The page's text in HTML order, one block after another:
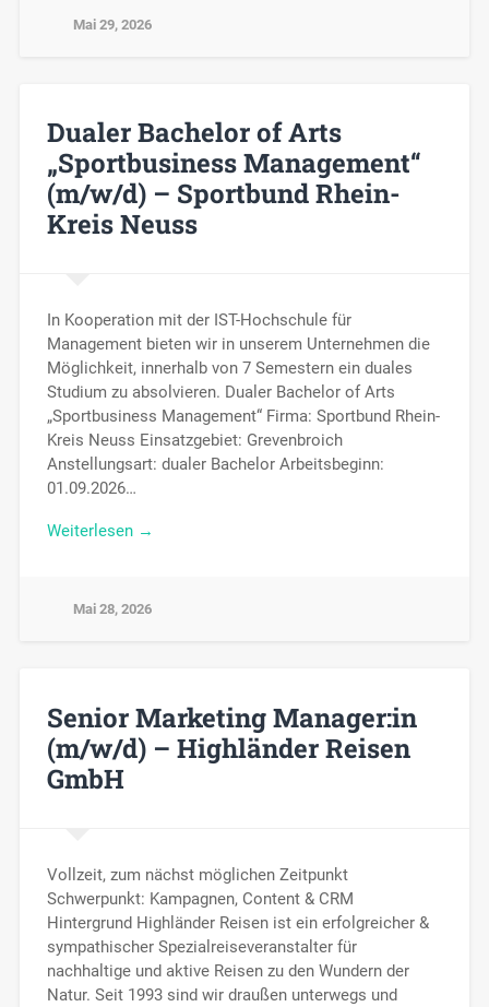
Mai 29, 2026
Dualer Bachelor of Arts
„Sportbusiness Management“
(m/w/d) – Sportbund Rhein-
Kreis Neuss
In Kooperation mit der IST-Hochschule für
Management bieten wir in unserem Unternehmen die
Möglichkeit, innerhalb von 7 Semestern ein duales
Studium zu absolvieren. Dualer Bachelor of Arts
„Sportbusiness Management“ Firma: Sportbund Rhein-
Kreis Neuss Einsatzgebiet: Grevenbroich
Anstellungsart: dualer Bachelor Arbeitsbeginn:
01.09.2026…
Weiterlesen →
Mai 28, 2026
Senior Marketing Manager:in
(m/w/d) – Highländer Reisen
GmbH
Vollzeit, zum nächst möglichen Zeitpunkt
Schwerpunkt: Kampagnen, Content & CRM
Hintergrund Highländer Reisen ist ein erfolgreicher &
sympathischer Spezialreiseveranstalter für
nachhaltige und aktive Reisen zu den Wundern der
Natur. Seit 1993 sind wir draußen unterwegs und